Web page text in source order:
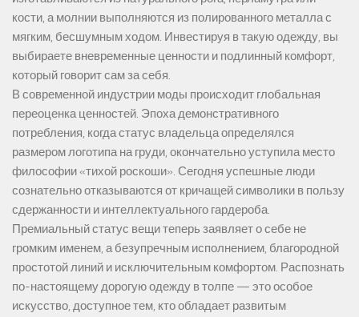
кости, а молнии выполняются из полированного металла с
мягким, бесшумным ходом. Инвестируя в такую одежду, вы
выбираете вневременные ценности и подлинный комфорт,
который говорит сам за себя.
В современной индустрии моды происходит глобальная
переоценка ценностей. Эпоха демонстративного
потребления, когда статус владельца определялся
размером логотипа на груди, окончательно уступила место
философии «тихой роскоши». Сегодня успешные люди
сознательно отказываются от кричащей символики в пользу
сдержанности и интеллектуального гардероба.
Премиальный статус вещи теперь заявляет о себе не
громким именем, а безупречным исполнением, благородной
простотой линий и исключительным комфортом. Распознать
по-настоящему дорогую одежду в толпе — это особое
искусство, доступное тем, кто обладает развитым